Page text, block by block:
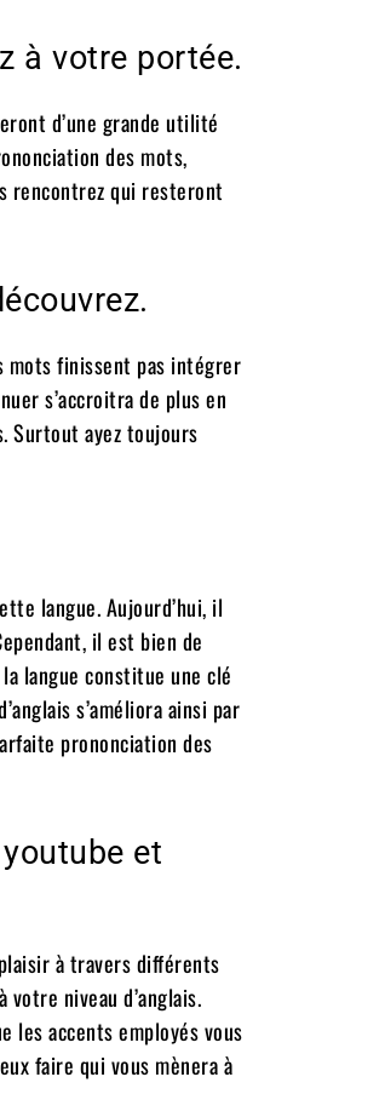
à votre portée.
d’une grande utilité
des mots,
rencontrez qui resteront
mots finissent pas intégrer
s’accroitra de plus en
Surtout ayez toujours
langue. Aujourd’hui, il
il est bien de
langue constitue une clé
s’améliora ainsi par
prononciation des
et
plaisir à travers différents
niveau d’anglais.
les accents employés vous
faire qui vous mènera à